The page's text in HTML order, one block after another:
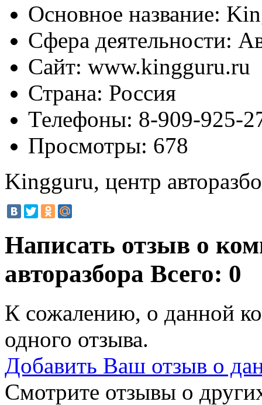
Основное название:
Сфера деятельности:
Сайт: www.kingguru.ru
Страна: Россия
Телефоны: 8-909-925-
Просмотры: 678
Kingguru, центр
Написать отзыв о
авторазбора Всего: 0
К сожалению, о данной
одного отзыва.
Добавить Ваш отзыв о
Смотрите отзывы о